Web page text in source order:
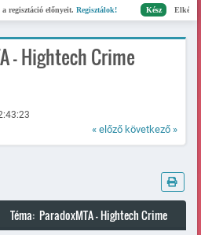
előnyeit.Regisztálok! Kész Elkészült a
- Hightech Crime
« előző következő »
Téma: ParadoxMTA - Hightech Crime